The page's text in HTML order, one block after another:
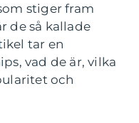
stiger fram
de så kallade
tar en
vad de är, vilka
och